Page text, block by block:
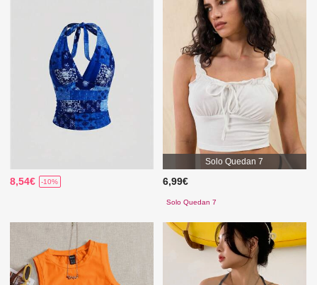
8,54€ -10%
Solo Quedan 7
6,99€
Solo Quedan 7